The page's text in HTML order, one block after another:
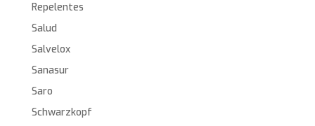
Repelentes
Salud
Salvelox
Sanasur
Saro
Schwarzkopf